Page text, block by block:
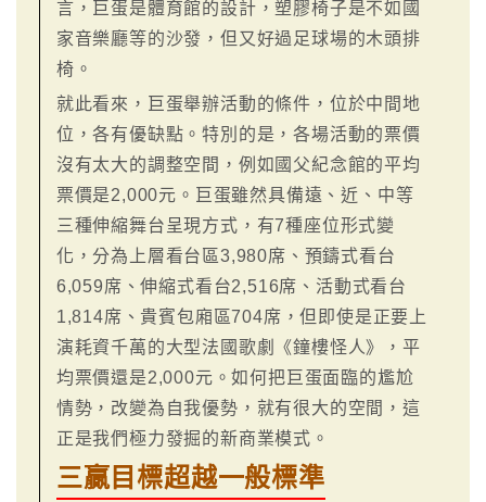
言，巨蛋是體育館的設計，塑膠椅子是不如國
家音樂廳等的沙發，但又好過足球場的木頭排
椅。
就此看來，巨蛋舉辦活動的條件，位於中間地
位，各有優缺點。特別的是，各場活動的票價
沒有太大的調整空間，例如國父紀念館的平均
票價是2,000元。巨蛋雖然具備遠、近、中等
三種伸縮舞台呈現方式，有7種座位形式變
化，分為上層看台區3,980席、預鑄式看台
6,059席、伸縮式看台2,516席、活動式看台
1,814席、貴賓包廂區704席，但即使是正要上
演耗資千萬的大型法國歌劇《鐘樓怪人》，平
均票價還是2,000元。如何把巨蛋面臨的尷尬
情勢，改變為自我優勢，就有很大的空間，這
正是我們極力發掘的新商業模式。
三贏目標超越一般標準